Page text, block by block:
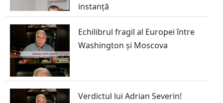
instanță
Echilibrul fragil al Europei între
Washington și Moscova
Verdictul lui Adrian Severin!